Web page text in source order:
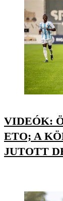
VIDEÓK:
ETO; A
JUTOTT